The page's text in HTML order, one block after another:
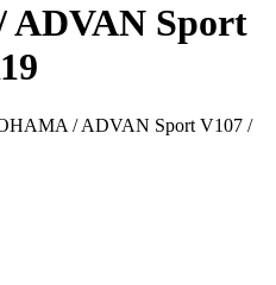
Sport
/ ADVAN Sport V107 /